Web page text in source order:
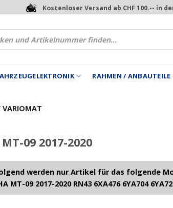
Kostenloser Versand ab CHF 100.-- in
RAHMEN / ANBAUTEILE
VARIOMAT
09 2017-2020
werden nur Artikel für das folgende
MT-09 2017-2020 RN43 6XA476 6YA704